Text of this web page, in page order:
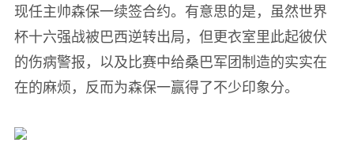
现任主帅森保一续签合约。有意思的是，虽然世界
杯十六强战被巴西逆转出局，但更衣室里此起彼伏
的伤病警报，以及比赛中给桑巴军团制造的实实在
在的麻烦，反而为森保一赢得了不少印象分。